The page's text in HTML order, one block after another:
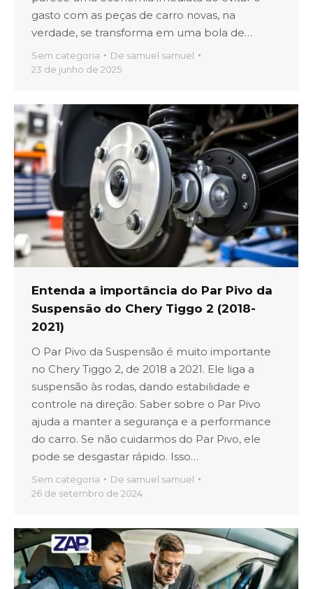
gasto com as peças de carro novas, na
verdade, se transforma em uma bola de…
Sem categoria De samuel samuel
23 de junho de 2025
Entenda a importância do Par Pivo da
Suspensão do Chery Tiggo 2 (2018-
2021)
O Par Pivo da Suspensão é muito importante
no Chery Tiggo 2, de 2018 a 2021. Ele liga a
suspensão às rodas, dando estabilidade e
controle na direção. Saber sobre o Par Pivo
ajuda a manter a segurança e a performance
do carro. Se não cuidarmos do Par Pivo, ele
pode se desgastar rápido. Isso…
Sem categoria De samuel samuel
26 de setembro de 2024